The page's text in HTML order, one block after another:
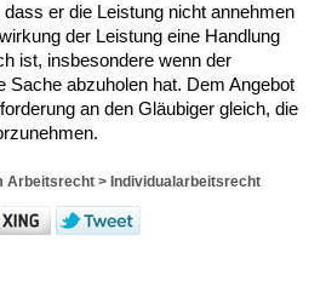
er die Leistung nicht annehmen
der Leistung eine Handlung
ist, insbesondere wenn der
Sache abzuholen hat. Dem Angebot
an den Gläubiger gleich, die
Arbeitsrecht > Individualarbeitsrecht